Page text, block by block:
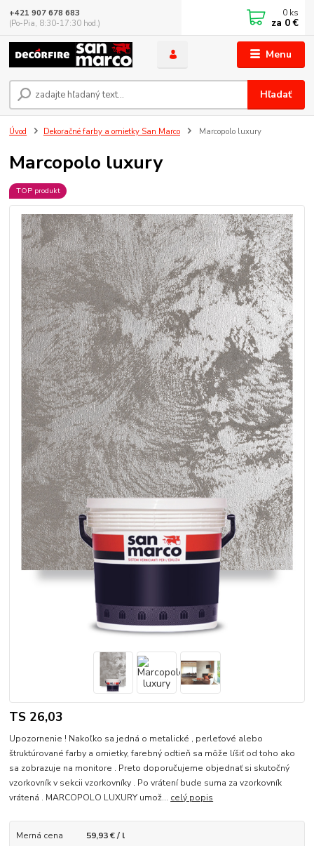
Menu
Hľadať
+421 907 678 683
(Po-Pia, 8:30-17:30 hod.)
0 ks
za 0 €
Úvod Dekoračné farby a omietky San Marco Marcopolo luxury
Marcopolo luxury
TOP produkt
TS 26,03
Upozornenie ! Nakoľko sa jedná o metalické , perleťové alebo
štruktúrované farby a omietky, farebný odtieň sa môže líšiť od toho ako
sa zobrazuje na monitore . Preto doporučujeme objednať si skutočný
vzorkovník v sekcii vzorkovníky . Po vrátení bude suma za vzorkovník
vrátená . MARCOPOLO LUXURY umož... celý popis
Merná cena
59,93 € / l